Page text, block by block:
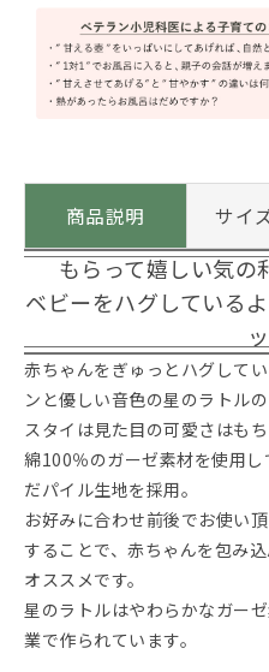
商品説明 サイ
もらって嬉しい気
ベビーをハグしている
赤ちゃんをぎゅっとハグして
ンと優しい音色の星のラトルの
スタイは見た目の可愛さはも
綿100％のガーゼ素材を使用
だパイル生地を採用。
お好みに合わせ前後でお使い
することで、赤ちゃんを包み
オススメです。
星のラトルはやわらかなガー
業で作られています。